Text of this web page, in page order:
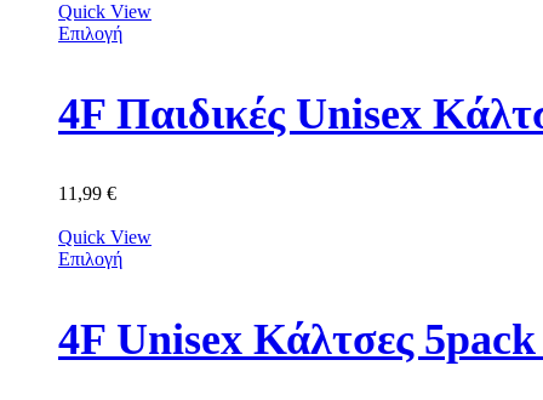
Quick View
Επιλογή
4F Παιδικές Unisex
11,99 €
Quick View
Επιλογή
4F Unisex Κάλτσες